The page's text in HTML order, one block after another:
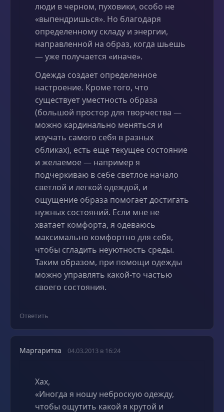
люди в черном, пуховики, особо не
«выпендришься». Но благодаря
определенному складу и энергии,
направленной на образ, когда шьешь
— уже получается «иначе».
Одежда создает определенное
настроение. Кроме того, что
существует уместность образа
(большой простор для творчества —
можно кардинально меняться и
изучать самого себя в разных
обликах), есть еще текущее состояние
и желаемое — например я
подчеркиваю в себе светлое начало
светлой и легкой одеждой, и
ощущение образа помогает достигать
нужных состояний. Если мне не
хватает комфорта, я одеваюсь
максимально комфортно для себя,
чтобы сгладить неуютность среды.
Таким образом, при помощи одежды
можно управлять какой-то частью
своего состояния.
Ответить
Маргаритка 04.03.2013 в 16:24
Хах,
«Иногда я ношу неброскую одежду,
чтобы ощутить какой я крутой и